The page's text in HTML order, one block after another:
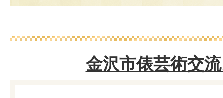
金沢市俵芸術交